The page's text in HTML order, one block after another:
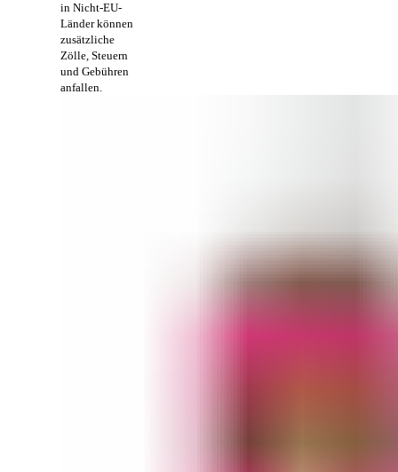
in Nicht-EU-
Länder können
zusätzliche
Zölle, Steuern
und Gebühren
anfallen.